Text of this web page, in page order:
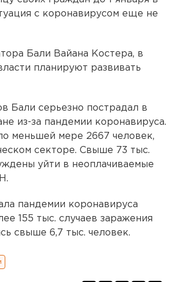
с коронавирусом еще не
Бали Вайана Костера, в
планируют развивать
Бали серьезно пострадал в
из-за пандемии коронавируса.
меньшей мере 2667 человек,
секторе. Свыше 73 тыс.
уйти в неоплачиваемые
пандемии коронавируса
155 тыс. случаев заражения
свыше 6,7 тыс. человек.